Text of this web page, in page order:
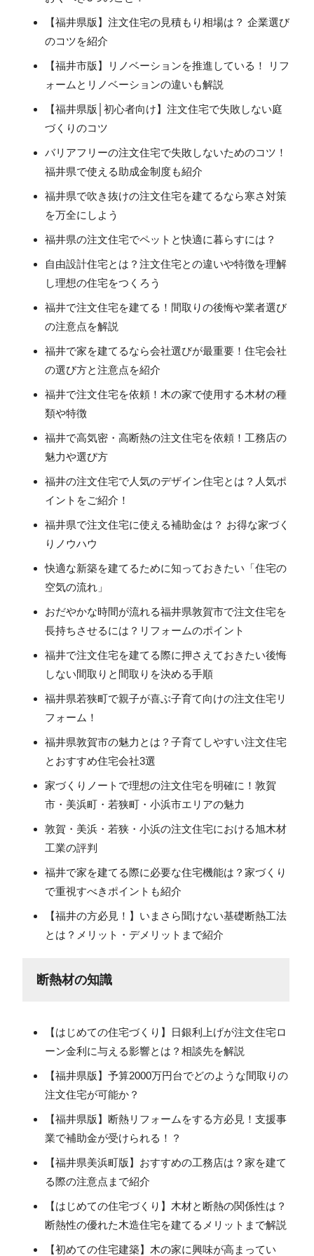
【福井県版】注文住宅の見積もり相場は？ 企業選び
のコツを紹介
【福井市版】リノベーションを推進している！ リフ
ォームとリノベーションの違いも解説
【福井県版│初心者向け】注文住宅で失敗しない庭
づくりのコツ
バリアフリーの注文住宅で失敗しないためのコツ！
福井県で使える助成金制度も紹介
福井県で吹き抜けの注文住宅を建てるなら寒さ対策
を万全にしよう
福井県の注文住宅でペットと快適に暮らすには？
自由設計住宅とは？注文住宅との違いや特徴を理解
し理想の住宅をつくろう
福井で注文住宅を建てる！間取りの後悔や業者選び
の注意点を解説
福井で家を建てるなら会社選びが最重要！住宅会社
の選び方と注意点を紹介
福井で注文住宅を依頼！木の家で使用する木材の種
類や特徴
福井で高気密・高断熱の注文住宅を依頼！工務店の
魅力や選び方
福井の注文住宅で人気のデザイン住宅とは？人気ポ
イントをご紹介！
福井県で注文住宅に使える補助金は？ お得な家づく
りノウハウ
快適な新築を建てるために知っておきたい「住宅の
空気の流れ」
おだやかな時間が流れる福井県敦賀市で注文住宅を
長持ちさせるには？リフォームのポイント
福井で注文住宅を建てる際に押さえておきたい後悔
しない間取りと間取りを決める手順
福井県若狭町で親子が喜ぶ子育て向けの注文住宅リ
フォーム！
福井県敦賀市の魅力とは？子育てしやすい注文住宅
とおすすめ住宅会社3選
家づくりノートで理想の注文住宅を明確に！敦賀
市・美浜町・若狭町・小浜市エリアの魅力
敦賀・美浜・若狭・小浜の注文住宅における旭木材
工業の評判
福井で家を建てる際に必要な住宅機能は？家づくり
で重視すべきポイントも紹介
【福井の方必見！】いまさら聞けない基礎断熱工法
とは？メリット・デメリットまで紹介
断熱材の知識
【はじめての住宅づくり】日銀利上げが注文住宅ロ
ーン金利に与える影響とは？相談先を解説
【福井県版】予算2000万円台でどのような間取りの
注文住宅が可能か？
【福井県版】断熱リフォームをする方必見！支援事
業で補助金が受けられる！？
【福井県美浜町版】おすすめの工務店は？家を建て
る際の注意点まで紹介
【はじめての住宅づくり】木材と断熱の関係性は？
断熱性の優れた木造住宅を建てるメリットまで解説
【初めての住宅建築】木の家に興味が高まってい